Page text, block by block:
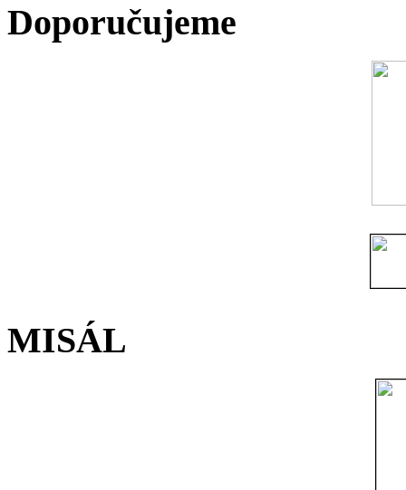
Doporučujeme
MISÁL